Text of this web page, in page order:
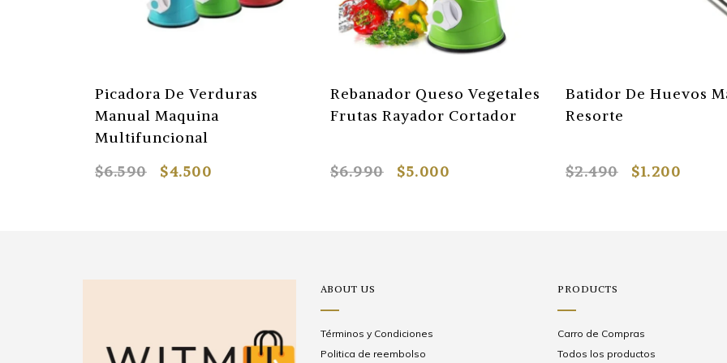
Picadora De Verduras
Manual Maquina
Multifuncional
$6.590
$4.500
Rebanador Queso Vegetales
Frutas Rayador Cortador
$6.990 $5.000
Batidor De Huevos
Resorte
$2.490 $1.200
ABOUT US
Términos y Condiciones
Politica de reembolso
PRODUCTS
Carro de Compras
Todos los productos